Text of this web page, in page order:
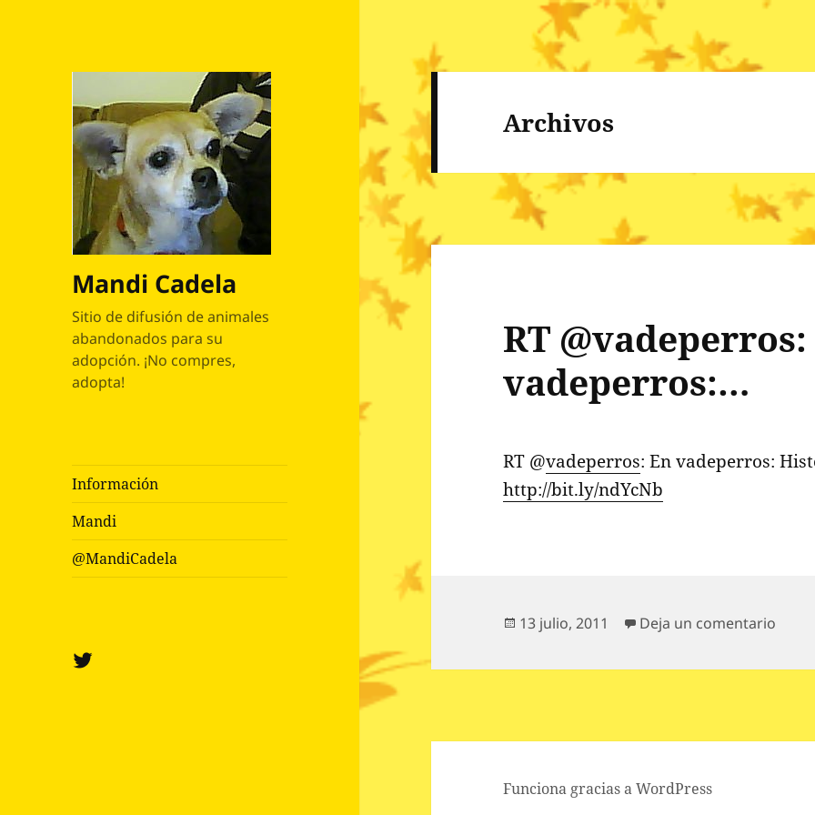
Mandi Cadela
Sitio de difusión de animales
abandonados para su
adopción. ¡No compres,
adopta!
Información
Mandi
@MandiCadela
Twitter
Archivos
RT
vadeperros:…
RT @vadeperros: En vadeperros:
http://bit.ly/ndYcNb
Publicado
13 julio, 2011 Deja un comentario
Funciona gracias a WordPress